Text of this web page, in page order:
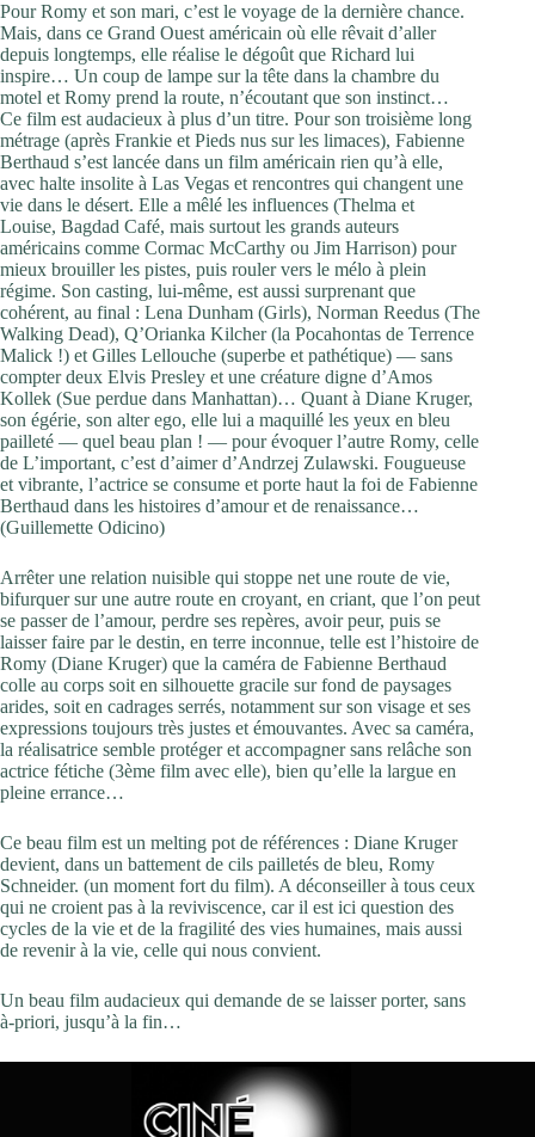
Pour Romy et son mari, c’est le voyage de la dernière chance.
Mais, dans ce Grand Ouest américain où elle rêvait d’aller
depuis longtemps, elle réalise le dégoût que Richard lui
inspire… Un coup de lampe sur la tête dans la chambre du
motel et Romy prend la route, n’écoutant que son instinct…
Ce film est audacieux à plus d’un titre. Pour son troisième long
métrage (après Frankie et Pieds nus sur les limaces), Fabienne
Berthaud s’est lancée dans un film américain rien qu’à elle,
avec halte insolite à Las Vegas et rencontres qui changent une
vie dans le désert. Elle a mêlé les influences (Thelma et
Louise, Bagdad Café, mais surtout les grands auteurs
américains comme Cormac McCarthy ou Jim Harrison) pour
mieux brouiller les pistes, puis rouler vers le mélo à plein
régime. Son casting, lui-même, est aussi surprenant que
cohérent, au final : Lena Dunham (Girls), Norman Reedus (The
Walking Dead), Q’Orianka Kilcher (la Pocahontas de Terrence
Malick !) et Gilles Lellouche (superbe et pathétique) — sans
compter deux Elvis Presley et une créature digne d’Amos
Kollek (Sue perdue dans Manhattan)… Quant à Diane Kruger,
son égérie, son alter ego, elle lui a maquillé les yeux en bleu
pailleté — quel beau plan ! — pour évoquer l’autre ­Romy, celle
de L’important, c’est d’aimer d’Andrzej Zulawski. Fougueuse
et vibrante, l’actrice se consume et porte haut la foi de Fabienne
Berthaud dans les histoires d’amour et de renaissance…
(Guillemette Odicino)
Arrêter une relation nuisible qui stoppe net une route de vie,
bifurquer sur une autre route en croyant, en criant, que l’on peut
se passer de l’amour, perdre ses repères, avoir peur, puis se
laisser faire par le destin, en terre inconnue, telle est l’histoire de
Romy (Diane Kruger) que la caméra de Fabienne Berthaud
colle au corps soit en silhouette gracile sur fond de paysages
arides, soit en cadrages serrés, notamment sur son visage et ses
expressions toujours très justes et émouvantes. Avec sa caméra,
la réalisatrice semble protéger et accompagner sans relâche son
actrice fétiche (3ème film avec elle), bien qu’elle la largue en
pleine errance…
Ce beau film est un melting pot de références : Diane Kruger
devient, dans un battement de cils pailletés de bleu, Romy
Schneider. (un moment fort du film). A déconseiller à tous ceux
qui ne croient pas à la reviviscence, car il est ici question des
cycles de la vie et de la fragilité des vies humaines, mais aussi
de revenir à la vie, celle qui nous convient.
Un beau film audacieux qui demande de se laisser porter, sans
à-priori, jusqu’à la fin…